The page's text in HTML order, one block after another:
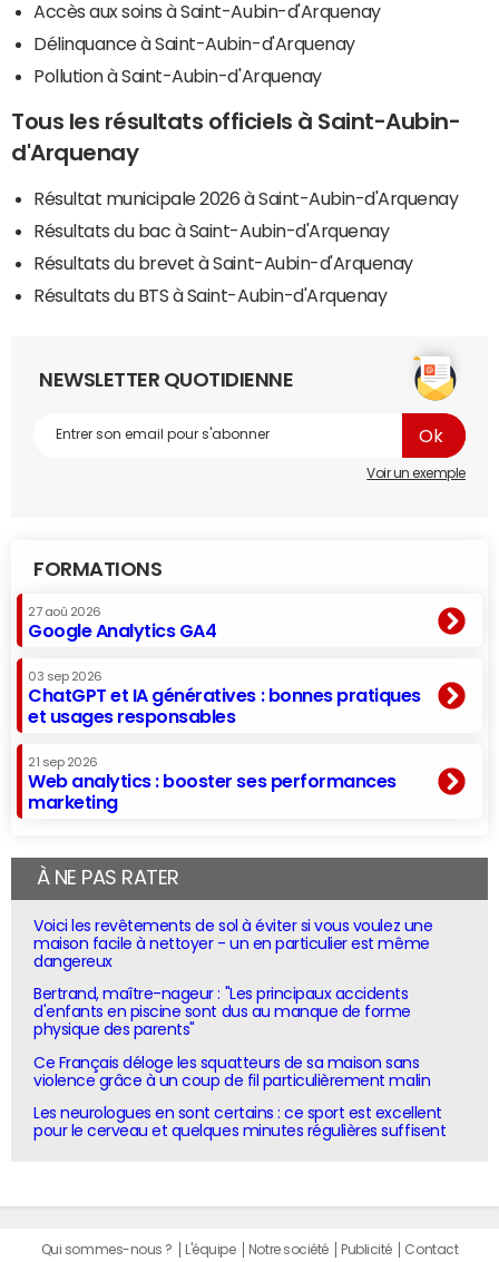
Accès aux soins à Saint-Aubin-d'Arquenay
Délinquance à Saint-Aubin-d'Arquenay
Pollution à Saint-Aubin-d'Arquenay
Tous les résultats officiels à Saint-Aubin-
d'Arquenay
Résultat municipale 2026 à Saint-Aubin-d'Arquenay
Résultats du bac à Saint-Aubin-d'Arquenay
Résultats du brevet à Saint-Aubin-d'Arquenay
Résultats du BTS à Saint-Aubin-d'Arquenay
NEWSLETTER QUOTIDIENNE
Voir un exemple
FORMATIONS
27 aoû 2026
Google Analytics GA4
03 sep 2026
ChatGPT et IA génératives : bonnes pratiques
et usages responsables
21 sep 2026
Web analytics : booster ses performances
marketing
À NE PAS RATER
Voici les revêtements de sol à éviter si vous voulez une
maison facile à nettoyer - un en particulier est même
dangereux
Bertrand, maître-nageur : "Les principaux accidents
d'enfants en piscine sont dus au manque de forme
physique des parents"
Ce Français déloge les squatteurs de sa maison sans
violence grâce à un coup de fil particulièrement malin
Les neurologues en sont certains : ce sport est excellent
pour le cerveau et quelques minutes régulières suffisent
Qui sommes-nous ? L'équipe Notre société Publicité Contact